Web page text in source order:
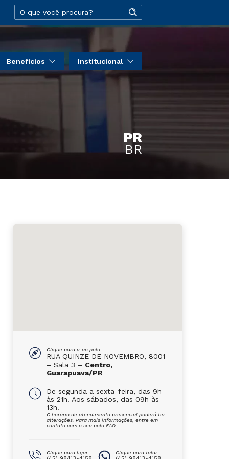
Benefícios Institucional
PR
BR
Clique para ir ao polo
RUA QUINZE DE NOVEMBRO, 8001
– Sala 3 – Centro,
Guarapuava/PR
De segunda a sexta-feira, das 9h
às 21h. Aos sábados, das 09h às
13h.
O horário de atendimento presencial poderá ter
alterações. Para mais informações, entre em
contato com o seu polo EAD.
Clique para ligar Clique para falar